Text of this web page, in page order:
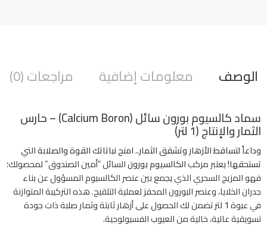
الوصف معلومات إضافية مراجعات (0)
سماد كالسيوم بورون سائل (Calcium Boron) – حارس
الثمار والإنتاج (1 لتر)
وداعاً لتساقط الأزهار وتشقق الثمار.. امنح نباتاتك القوة والصلابة التي
تستحقها!يعتبر مركبالكالسيوم بورونالسائل “أمين الصندوق” لمحصولك؛
فهو المزيج السحري الذي يجمع بين عنصر الكالسيوم المسؤول عن بناء
جدران الخلايا، وعنصر البورون المحفز لعملية التلقيح. هذه التركيبة المتوازنة
في عبوة1 لتر
تضمن لك الحصول على أزهار ثابتة وثمار صلبة ذات جودة
تسويقية عالية، خالية من العيوب الفسيولوجية.